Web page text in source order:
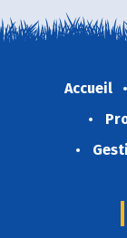
Accueil